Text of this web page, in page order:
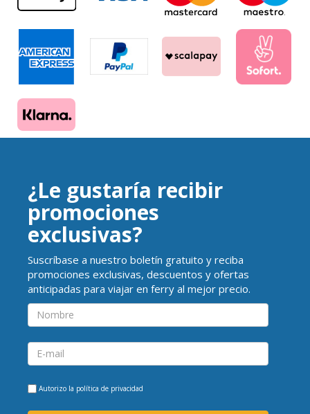
¿Le gustaría recibir
promociones
exclusivas?
Suscríbase a nuestro boletín gratuito y reciba
promociones exclusivas, descuentos y ofertas
anticipadas para viajar en ferry al mejor precio.
Autorizo la política de privacidad